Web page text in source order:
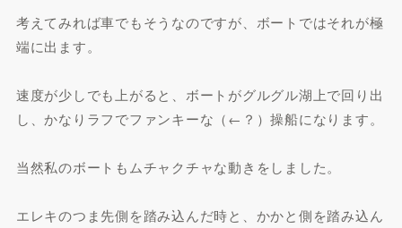
考えてみれば車でもそうなのですが、ボートではそれが極
端に出ます。
速度が少しでも上がると、ボートがグルグル湖上で回り出
し、かなりラフでファンキーな（←？）操船になります。
当然私のボートもムチャクチャな動きをしました。
エレキのつま先側を踏み込んだ時と、かかと側を踏み込ん